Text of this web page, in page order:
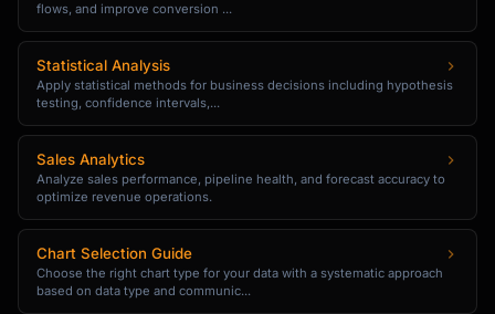
flows, and improve conversion ...
Statistical Analysis
Apply statistical methods for business decisions including hypothesis
testing, confidence intervals,...
Sales Analytics
Analyze sales performance, pipeline health, and forecast accuracy to
optimize revenue operations.
Chart Selection Guide
Choose the right chart type for your data with a systematic approach
based on data type and communic...